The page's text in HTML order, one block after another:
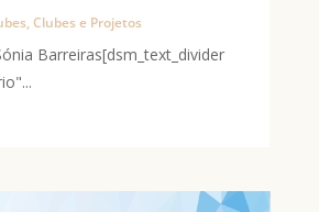
,Clubes e Projetos
Barreiras[dsm_text_divider